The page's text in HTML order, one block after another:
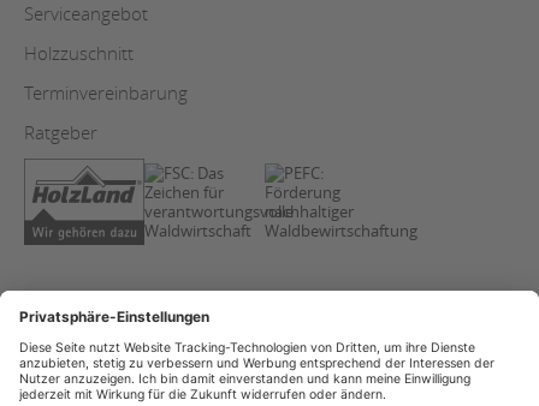
Serviceangebot
Holzzuschnitt
Terminvereinbarung
Ratgeber